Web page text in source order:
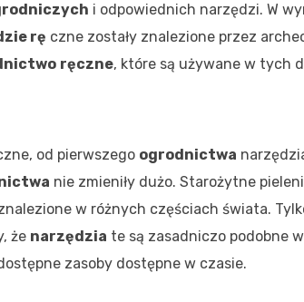
i odpowiednich narzędzi. W
rę czne zostały znalezione przez
ręczne, które są używane w tych
od pierwszego ogrodnictwa
nie zmieniły dużo. Starożytne
w różnych częściach świata.
że narzędzia te są zasadniczo podobne
zasoby dostępne w czasie.